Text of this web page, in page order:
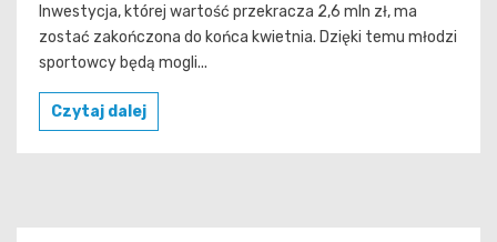
Inwestycja, której wartość przekracza 2,6 mln zł, ma
zostać zakończona do końca kwietnia. Dzięki temu młodzi
sportowcy będą mogli...
Czytaj dalej